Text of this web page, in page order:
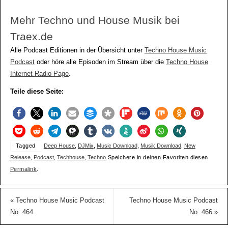
Mehr Techno und House Musik bei
Traex.de
Alle Podcast Editionen in der Übersicht unter Techno House Music
Podcastoder höre alle Episoden im Stream über die Techno House
Internet Radio Page.
Teile diese Seite:
Tagged Deep House, DJMix Music Download, Musik Download, New
Release, Podcast, Techhouse, Techno. Speichere in deinen Favoriten diesen
Permalink
«Techno House Music Podcast
No. 464
Techno House Music Podcast
No. 466»